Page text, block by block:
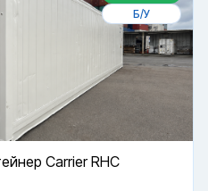
Б/У
Carrier RHC